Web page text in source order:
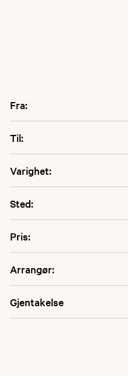
Fra:
Til:
Varighet:
Sted:
Pris:
Arrangør:
Gjentakelse